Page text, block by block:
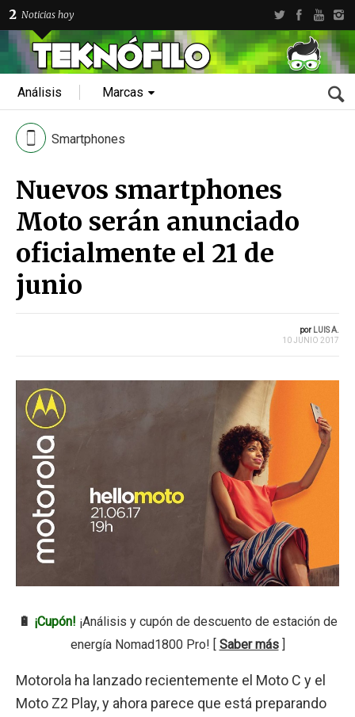
2 Noticias hoy
Análisis Marcas
Smartphones
Nuevos smartphones
Moto serán anunciado
oficialmente el 21 de
junio
por LUIS A.
10 JUNIO 2017
🔋 ¡Cupón! ¡Análisis y cupón de descuento de estación de
energía Nomad1800 Pro! [ Saber más]
Motorola ha lanzado recientemente el Moto C y el
Moto Z2 Play, y ahora parece que está preparando